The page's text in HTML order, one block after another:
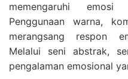
memengaruhi
Penggunaan warna,
merangsang respon
Melalui seni abstrak,
pengalaman emosional